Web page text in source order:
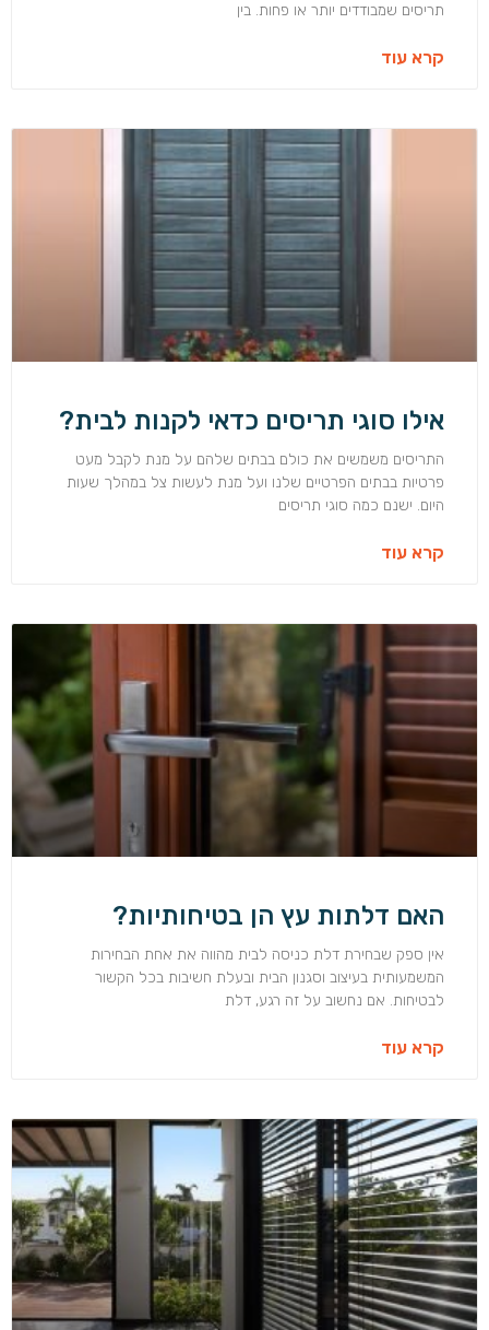
תריסים שמבודדים יותר או פחות. בין
קרא עוד
אילו סוגי תריסים כדאי לקנות לבית?
התריסים משמשים את כולם בבתים שלהם על מנת לקבל מעט
פרטיות בבתים הפרטיים שלנו ועל מנת לעשות צל במהלך שעות
היום. ישנם כמה סוגי תריסים
קרא עוד
האם דלתות עץ הן בטיחותיות?
אין ספק שבחירת דלת כניסה לבית מהווה את אחת הבחירות
המשמעותית בעיצוב וסגנון הבית ובעלת חשיבות בכל הקשור
לבטיחות. אם נחשוב על זה רגע, דלת
קרא עוד